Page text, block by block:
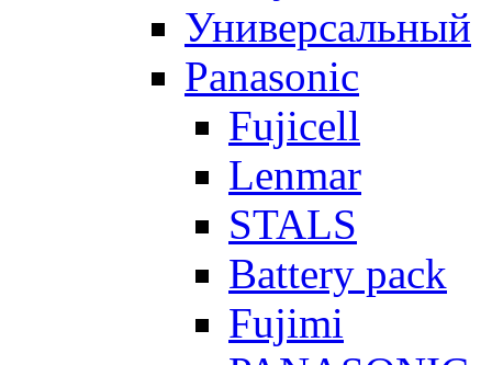
Универсальный
Panasonic
Fujicell
Lenmar
STALS
Battery pack
Fujimi